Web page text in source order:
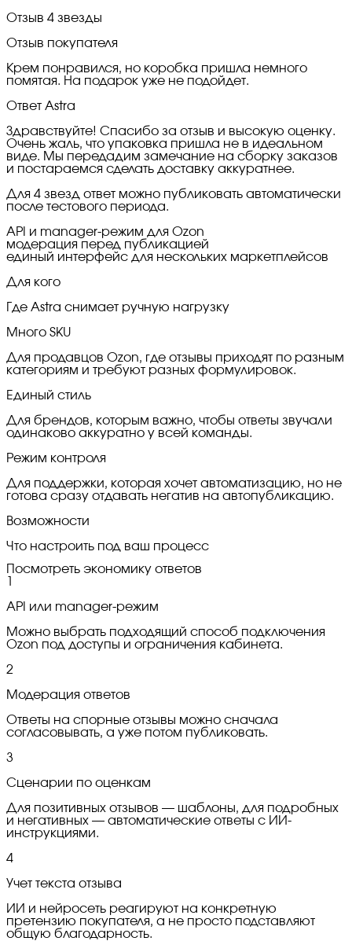
Отзыв 4 звезды
Отзыв покупателя
Крем понравился, но коробка пришла немного
помятая. На подарок уже не подойдет.
Ответ Astra
Здравствуйте! Спасибо за отзыв и высокую оценку.
Очень жаль, что упаковка пришла не в идеальном
виде. Мы передадим замечание на сборку заказов
и постараемся сделать доставку аккуратнее.
Для 4 звезд ответ можно публиковать автоматически
после тестового периода.
API и manager-режим для Ozon
модерация перед публикацией
единый интерфейс для нескольких маркетплейсов
Для кого
Где Astra снимает ручную нагрузку
Много SKU
Для продавцов Ozon, где отзывы приходят по разным
категориям и требуют разных формулировок.
Единый стиль
Для брендов, которым важно, чтобы ответы звучали
одинаково аккуратно у всей команды.
Режим контроля
Для поддержки, которая хочет автоматизацию, но не
готова сразу отдавать негатив на автопубликацию.
Возможности
Что настроить под ваш процесс
Посмотреть экономику ответов
API или manager-режим
Можно выбрать подходящий способ подключения
Ozon под доступы и ограничения кабинета.
2
Модерация ответов
Ответы на спорные отзывы можно сначала
согласовывать, а уже потом публиковать.
3
Сценарии по оценкам
Для позитивных отзывов — шаблоны, для подробных
и негативных — автоматические ответы с ИИ-
инструкциями.
4
Учет текста отзыва
ИИ и нейросеть реагируют на конкретную
претензию покупателя, а не просто подставляют
общую благодарность.